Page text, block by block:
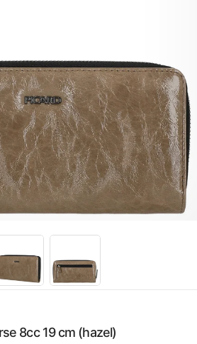
8cc 19 cm (hazel)